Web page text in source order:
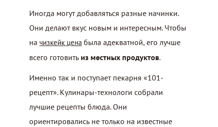
Иногда могут добавляться разные начинки.
Они делают вкус новым и интересным. Чтобы
на чизкейк цена была адекватной, его лучше
всего готовить из местных продуктов.
Именно так и поступает пекарня «101-
рецепт». Кулинары-технологи собрали
лучшие рецепты блюда. Они
ориентировались не только на известные